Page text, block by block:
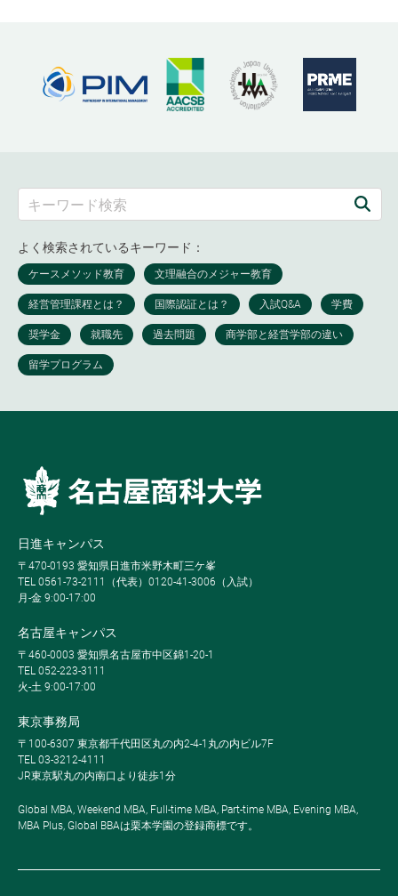
よく検索されているキーワード：
日進キャンパス
〒470-0193 愛知県日進市米野木町三ケ峯
TEL 0561-73-2111（代表）0120-41-3006（入試）
月-金 9:00-17:00
名古屋キャンパス
〒460-0003 愛知県名古屋市中区錦1-20-1
TEL 052-223-3111
火-土 9:00-17:00
東京事務局
〒100-6307 東京都千代田区丸の内2-4-1丸の内ビル7F
TEL 03-3212-4111
JR東京駅丸の内南口より徒歩1分
Global MBA, Weekend MBA, Full-time MBA, Part-time MBA, Evening MBA,
MBA Plus, Global BBAは栗本学園の登録商標です。